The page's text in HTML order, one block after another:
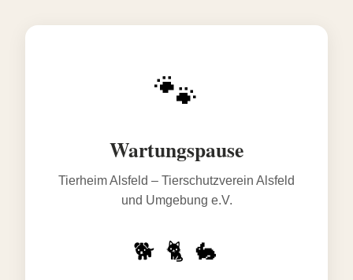
🐾
Wartungspause
Tierheim Alsfeld – Tierschutzverein Alsfeld
und Umgebung e.V.
🐕 🐈 🐇